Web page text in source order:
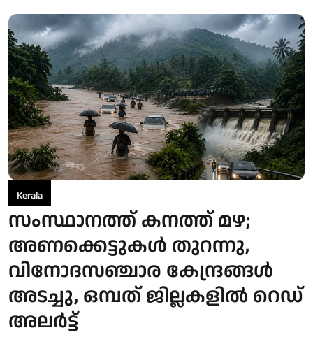
Kerala
സംസ്ഥാനത്ത് കനത്ത് മഴ;
അണക്കെട്ടുകള്‍ തുറന്നു,
വിനോദസഞ്ചാര കേന്ദ്രങ്ങള്‍
അടച്ചു, ഒമ്പത് ജില്ലകളില്‍ റെഡ്
അലര്‍ട്ട്